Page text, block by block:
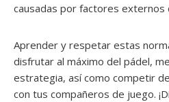
causadas por factores externos
Aprender y respetar estas
disfrutar al máximo del pádel,
estrategia, así como competir
con tus compañeros de juego.